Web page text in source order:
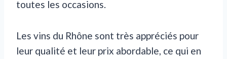
toutes les occasions.
Les vins du Rhône sont très appréciés pour
leur qualité et leur prix abordable, ce qui en